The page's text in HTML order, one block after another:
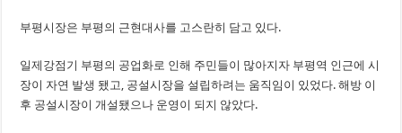
부평시장은 부평의 근현대사를 고스란히 담고 있다.
일제강점기 부평의 공업화로 인해 주민들이 많아지자 부평역 인근에 시
장이 자연 발생 됐고, 공설시장을 설립하려는 움직임이 있었다. 해방 이
후 공설시장이 개설됐으나 운영이 되지 않았다.